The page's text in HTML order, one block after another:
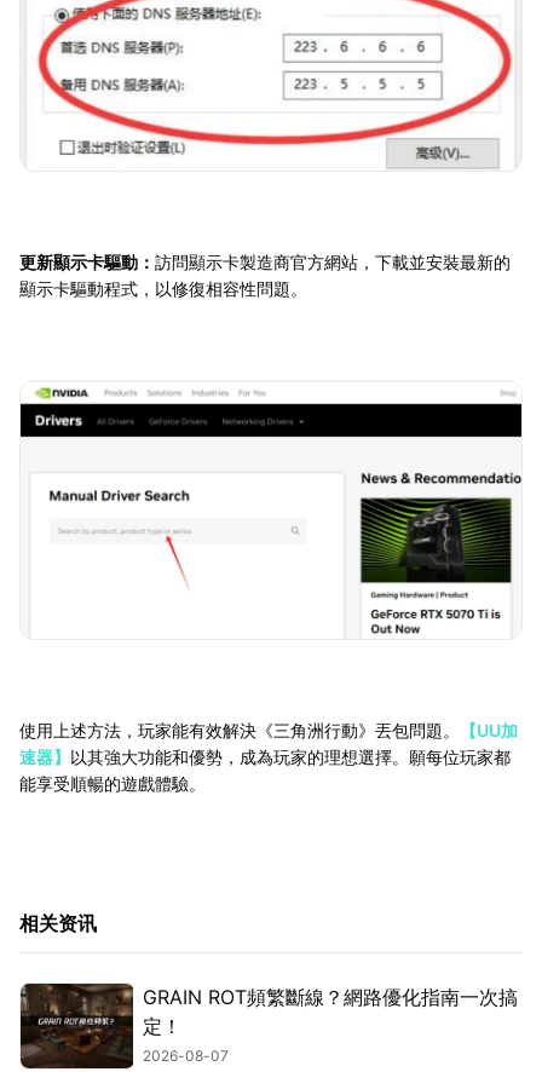
更新顯示卡驅動： 訪問顯示卡製造商官方網站，下載並安裝最新的
顯示卡驅動程式，以修復相容性問題。
使用上述方法，玩家能有效解決《三角洲行動》丟包問題。
【UU加
速器】 以其強大功能和優勢，成為玩家的理想選擇。願每位玩家都
能享受順暢的遊戲體驗。
相关资讯
GRAIN ROT頻繁斷線？網路優化指南一次搞
定！
2026-08-07